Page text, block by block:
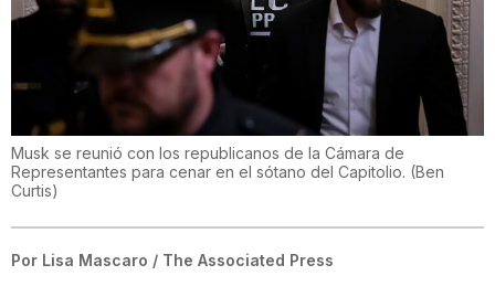
Musk se reunió con los republicanos de la Cámara de
Representantes para cenar en el sótano del Capitolio. (Ben
Curtis)
Por Lisa Mascaro / The Associated Press